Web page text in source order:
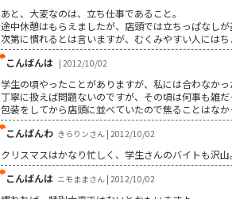
あと、大変なのは、立ち仕事であること。
途中休憩はもらえましたが、店頭では立ちっぱなし
次第に慣れるとは言いますが、むくみやすい人にはち
こんばんは | 2012/10/02
学生の頃やったことがありますが、私には合わなかっ
丁寧に扱えば問題ないのですが、その頃は何事も雑
包装をしてから店頭に並べていたので焦ることはな
こんばんわ きらりンさん | 2012/10/02
クリスマスはかなり忙しく、学生さんのバイトも沢
こんばんは ニモままさん | 2012/10/02